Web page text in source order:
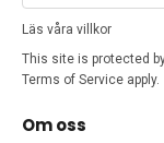
Läs våra villkor
This site is protected
Terms of Service apply.
Om oss